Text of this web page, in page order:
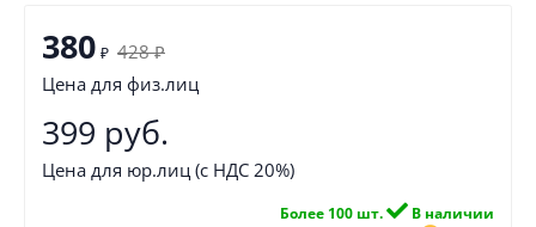
380 ₽ 428 ₽
Цена для физ.лиц
399 руб.
Цена для юр.лиц (с НДС 20%)
Более 100 шт.
В наличии